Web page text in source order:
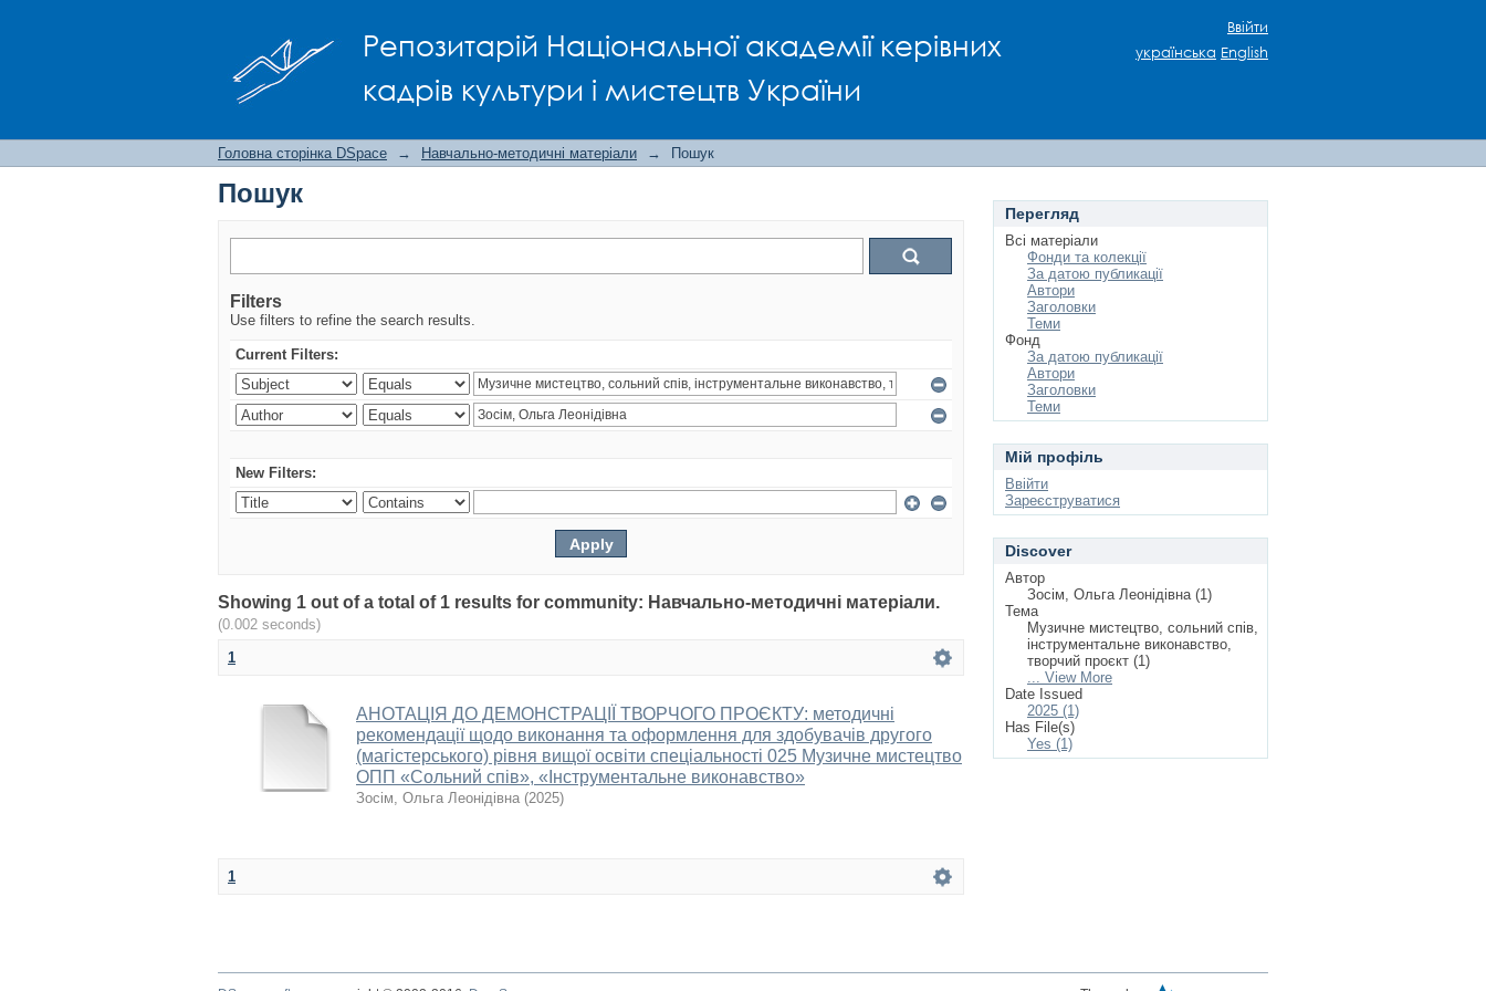
Репозитарій Національної академії керівних
кадрів культури і мистецтв України
Ввійти
українська English
Головна сторінка DSpace → Навчально-методичні матеріали → Пошук
Пошук
Filters
Use filters to refine the search results.
Current Filters:
New Filters:
Showing 1 out of a total of 1 results for community: Навчально-методичні матеріали.
(0.002 seconds)
1
АНОТАЦІЯ ДО ДЕМОНСТРАЦІЇ ТВОРЧОГО ПРОЄКТУ: методичні
рекомендації щодо виконання та оформлення для здобувачів другого
(магістерського) рівня вищої освіти спеціальності 025 Музичне мистецтво
ОПП «Сольний спів», «Інструментальне виконавство»
Зосім, Ольга Леонідівна (2025)
1
Перегляд
Всі матеріали
Фонди та колекції
За датою публикації
Автори
Заголовки
Теми
Фонд
За датою публикації
Автори
Заголовки
Теми
Мій профіль
Ввійти
Зареєструватися
Discover
Автор
Зосім, Ольга Леонідівна (1)
Тема
Музичне мистецтво, сольний спів,
інструментальне виконавство,
творчий проєкт (1)
... View More
Date Issued
2025 (1)
Has File(s)
Yes (1)